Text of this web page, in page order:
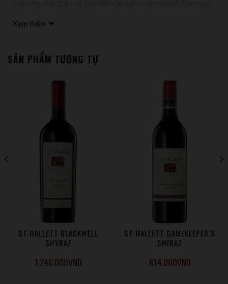
ngừng để tạo ra sự khác biệt hiếm có trong số những nhãn
Hallett đã hiểu tầm quan trọng của việc bảo tồn những vườn
nho cổ thụ và tập trung vào những giống nho phát triển tốt
ngày đầu sơ khai, St Hallett đã khiến cả ngành rượu vang
phải kinh ngạc vì việc tạo ra những loại rượu vang chất
lượng và mang tính cách riêng biệt.
St Hallett là Nhà rượu tốt nhất ở khu vực Barossa
Xem thêm
SẢN PHẨM TƯƠNG TỰ
ST HALLETT BLACKWELL
SHYRAZ
1.246.000VND
ST HALLETT GAMEKEEPER’S
SHIRAZ
614.000VND